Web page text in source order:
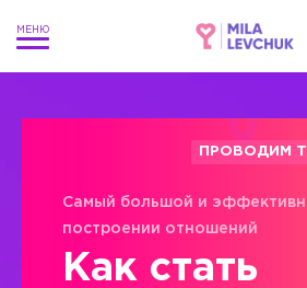
ПРОВОДИМ
Самый большой и
построении отношений
Как стать